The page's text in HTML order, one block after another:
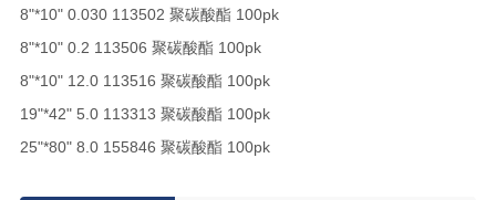
8"*10" 0.030 113502 聚碳酸酯 100pk
8"*10" 0.2 113506 聚碳酸酯 100pk
8"*10" 12.0 113516 聚碳酸酯 100pk
19"*42" 5.0 113313 聚碳酸酯 100pk
25"*80" 8.0 155846 聚碳酸酯 100pk